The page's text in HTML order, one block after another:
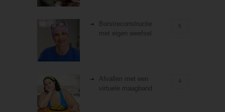
Borstreconstructie
met eigen weefsel
5
Afvallen met een
virtuele maagband
4